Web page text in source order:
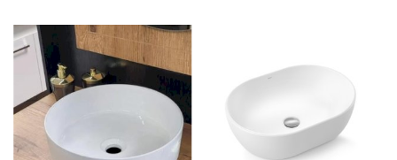
Ferramentas
Decoração
Locação Temporária